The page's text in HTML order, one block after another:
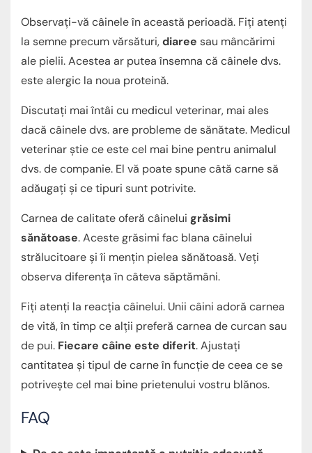
Observați-vă câinele în această perioadă. Fiți atenți
la semne precum vărsături,diaree sau mâncărimi
ale pielii. Acestea ar putea însemna că câinele dvs.
este alergic la noua proteină.
Discutați mai întâi cu medicul veterinar, mai ales
dacă câinele dvs. are probleme de sănătate. Medicul
veterinar știe ce este cel mai bine pentru animalul
dvs. de companie. El vă poate spune câtă carne să
adăugați și ce tipuri sunt potrivite.
Carnea de calitate oferă câinelui grăsimi
sănătoase. Aceste grăsimi fac blana câinelui
strălucitoare și îi mențin pielea sănătoasă. Veți
observa diferența în câteva săptămâni.
Fiți atenți la reacția câinelui. Unii câini adoră carnea
de vită, în timp ce alții preferă carnea de curcan sau
de pui. Fiecare câine este diferit. Ajustați
cantitatea și tipul de carne în funcție de ceea ce se
potrivește cel mai bine prietenului vostru blănos.
FAQ